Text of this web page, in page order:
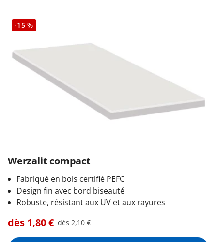
-15 %
Werzalit compact
Fabriqué en bois certifié PEFC
Design fin avec bord biseauté
Robuste, résistant aux UV et aux rayures
dès 1,80€ dès2,10€